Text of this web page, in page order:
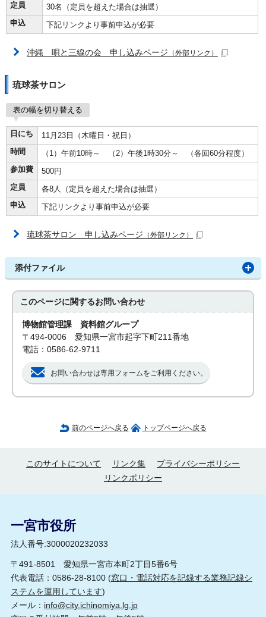
定員
30名（定員を超えた場合は抽選）
申込
下記リンクより事前申込が必要
沖縄 唄と三線の会 申し込みページ （外部リンク）
琉球茶サロン
表の幅を切り替える
日にち
11月23日（木曜日・祝日）
時間
（1）午前10時～ （2）午後1時30分～ （各回60分程度）
参加費
500円
定員
各8人（定員を超えた場合は抽選）
申込
下記リンクより事前申込が必要
琉球茶サロン 申し込みページ （外部リンク）
添付ファイル
このページに関するお問い合わせ
博物館管理課 資料館グループ
〒494-0006 愛知県一宮市起字下町211番地
電話：0586-62-9711
お問い合わせは専用フォームをご利用ください。
前のページへ戻る トップページへ戻る
このサイトについて リンク集
プライバシーポリシー
リンクポリシー
一宮市役所
法人番号:3000020232033
〒491-8501 愛知県一宮市本町2丁目5番6号
代表電話：0586-28-8100 (窓口・電話対応を記録する業務記録シ
ステムを運用しています)
メール： info@city.ichinomiya.lg.jp